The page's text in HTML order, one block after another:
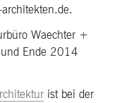
Waechter +
Ende 2014
ist bei der